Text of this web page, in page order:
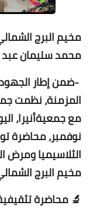
مخيم البرج
محمد سليمان عبد
-ضمن إطار
المزمنة، نظمت
نوفمبر،
الثلاسيميا ومرض
مخيم البرج
🔬 محاضرة